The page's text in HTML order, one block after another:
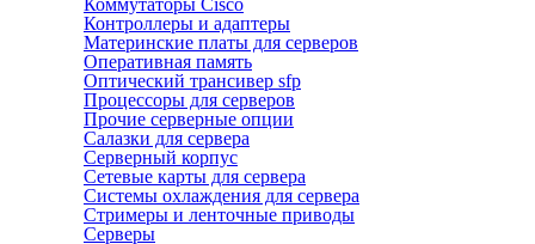
Коммутаторы Cisco
Контроллеры и адаптеры
Материнские платы для серверов
Оперативная память
Оптический трансивер sfp
Процессоры для серверов
Прочие серверные опции
Салазки для сервера
Серверный корпус
Сетевые карты для сервера
Системы охлаждения для сервера
Стримеры и ленточные приводы
Серверы